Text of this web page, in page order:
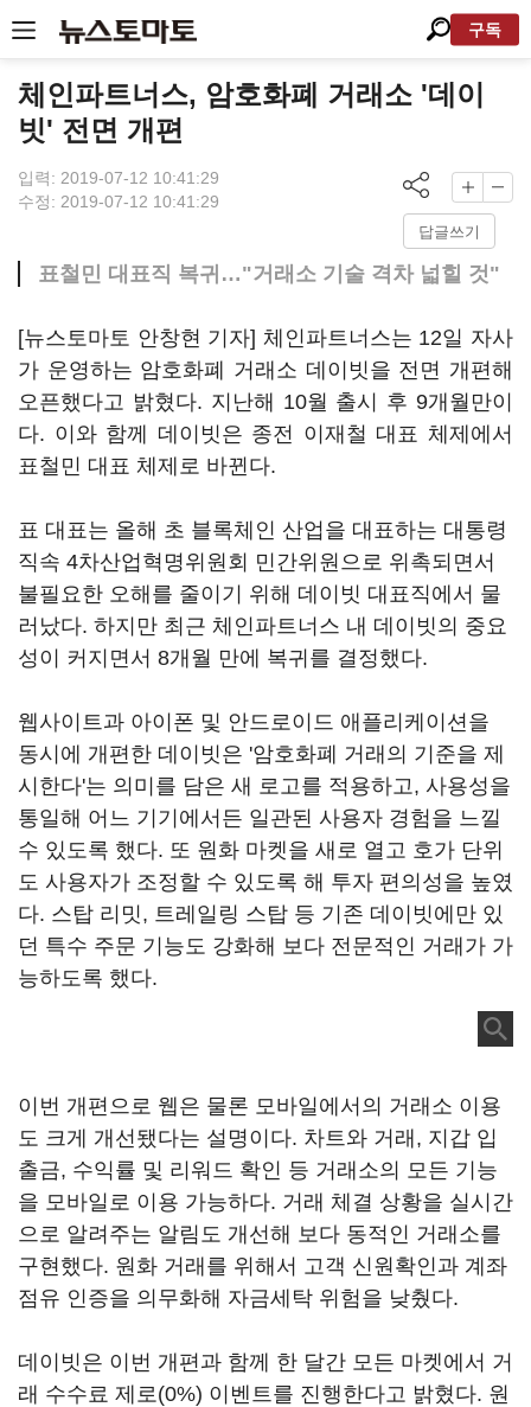
구독
체인파트너스, 암호화폐 거래소 '데이
빗' 전면 개편
입력: 2019-07-12 10:41:29
수정: 2019-07-12 10:41:29
답글쓰기
표철민 대표직 복귀…"거래소 기술 격차 넓힐 것"
[뉴스토마토 안창현 기자] 체인파트너스는 12일 자사
가 운영하는 암호화폐 거래소 데이빗을 전면 개편해
오픈했다고 밝혔다. 지난해 10월 출시 후 9개월만이
다. 이와 함께 데이빗은 종전 이재철 대표 체제에서
표철민 대표 체제로 바뀐다.
표 대표는 올해 초 블록체인 산업을 대표하는 대통령
직속 4차산업혁명위원회 민간위원으로 위촉되면서
불필요한 오해를 줄이기 위해 데이빗 대표직에서 물
러났다. 하지만 최근 체인파트너스 내 데이빗의 중요
성이 커지면서 8개월 만에 복귀를 결정했다.
웹사이트과 아이폰 및 안드로이드 애플리케이션을
동시에 개편한 데이빗은 '암호화폐 거래의 기준을 제
시한다'는 의미를 담은 새 로고를 적용하고, 사용성을
통일해 어느 기기에서든 일관된 사용자 경험을 느낄
수 있도록 했다. 또 원화 마켓을 새로 열고 호가 단위
도 사용자가 조정할 수 있도록 해 투자 편의성을 높였
다. 스탑 리밋, 트레일링 스탑 등 기존 데이빗에만 있
던 특수 주문 기능도 강화해 보다 전문적인 거래가 가
능하도록 했다.
이번 개편으로 웹은 물론 모바일에서의 거래소 이용
도 크게 개선됐다는 설명이다. 차트와 거래, 지갑 입
출금, 수익률 및 리워드 확인 등 거래소의 모든 기능
을 모바일로 이용 가능하다. 거래 체결 상황을 실시간
으로 알려주는 알림도 개선해 보다 동적인 거래소를
구현했다. 원화 거래를 위해서 고객 신원확인과 계좌
점유 인증을 의무화해 자금세탁 위험을 낮췄다.
데이빗은 이번 개편과 함께 한 달간 모든 마켓에서 거
래 수수료 제로(0%) 이벤트를 진행한다고 밝혔다. 원